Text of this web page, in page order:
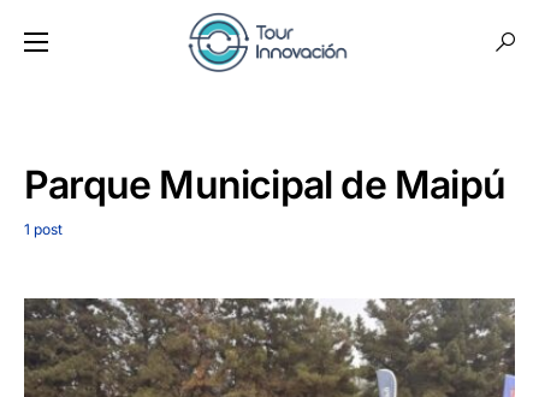
Parque Municipal de Maipú
1 post